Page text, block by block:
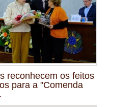
reconhecem os feitos
para a "Comenda